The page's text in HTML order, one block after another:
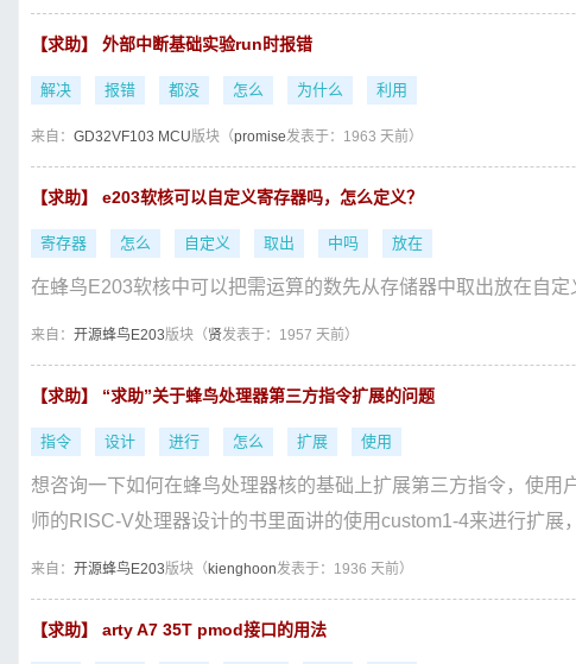
【求助】 外部中断基础实验run时报错
解决 报错 都没 怎么 为什么 利用
来自： GD32VF103 MCU版块（promise发表于：1963 天前）
【求助】 e203软核可以自定义寄存器吗，怎么定义？
寄存器 怎么 自定义 取出 中吗 放在
在蜂鸟E203软核中可以把需运算的数先从存储器中取出放在自定
来自： 开源蜂鸟E203版块（贤发表于：1957 天前）
【求助】 “求助”关于蜂鸟处理器第三方指令扩展的问题
指令 设计 进行 怎么 扩展 使用
想咨询一下如何在蜂鸟处理器核的基础上扩展第三方指令，使
师的RISC-V处理器设计的书里面讲的使用custom1-4来进行扩展
来自： 开源蜂鸟E203版块（ kienghoon发表于：1936 天前）
【求助】 arty A7 35T pmod接口的用法